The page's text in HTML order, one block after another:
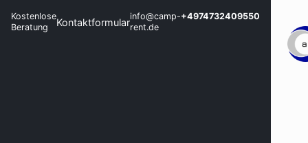
Kostenlose
Beratung
Kontaktformularinfo@camp-
rent.de
+4974732409550